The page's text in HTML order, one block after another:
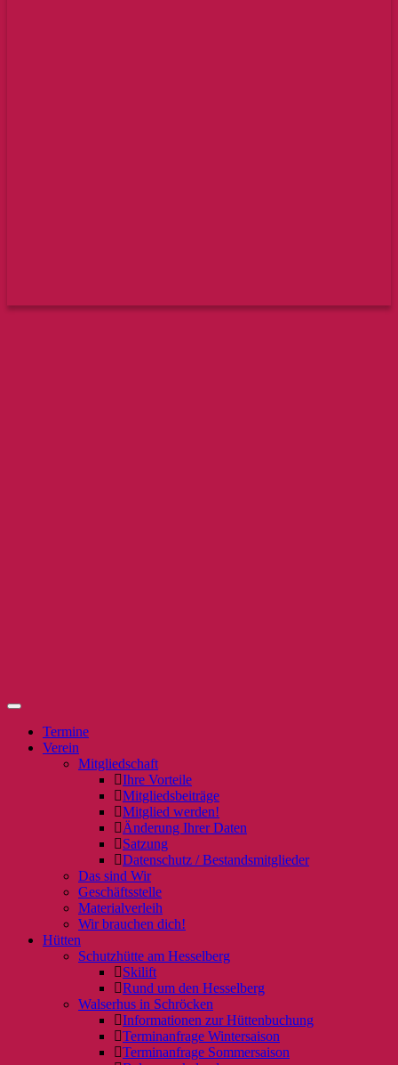
Termine
Verein
Mitgliedschaft
Ihre Vorteile
Mitgliedsbeiträge
Mitglied werden!
Änderung Ihrer Daten
Satzung
Datenschutz / Bestandsmitglieder
Das sind Wir
Geschäftsstelle
Materialverleih
Wir brauchen dich!
Hütten
Schutzhütte am Hesselberg
Skilift
Rund um den Hesselberg
Walserhus in Schröcken
Informationen zur Hüttenbuchung
Terminanfrage Wintersaison
Terminanfrage Sommersaison